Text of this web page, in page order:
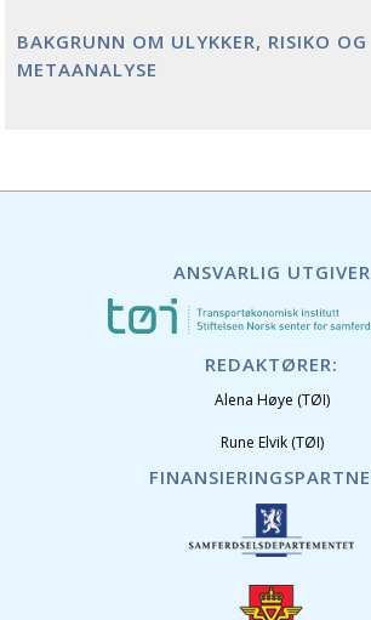
BAKGRUNN OM ULYKKER, RISIKO OG
METAANALYSE
ANSVARLIG UTGIVER
REDAKTØRER:
Alena Høye (TØI)
Rune Elvik (TØI)